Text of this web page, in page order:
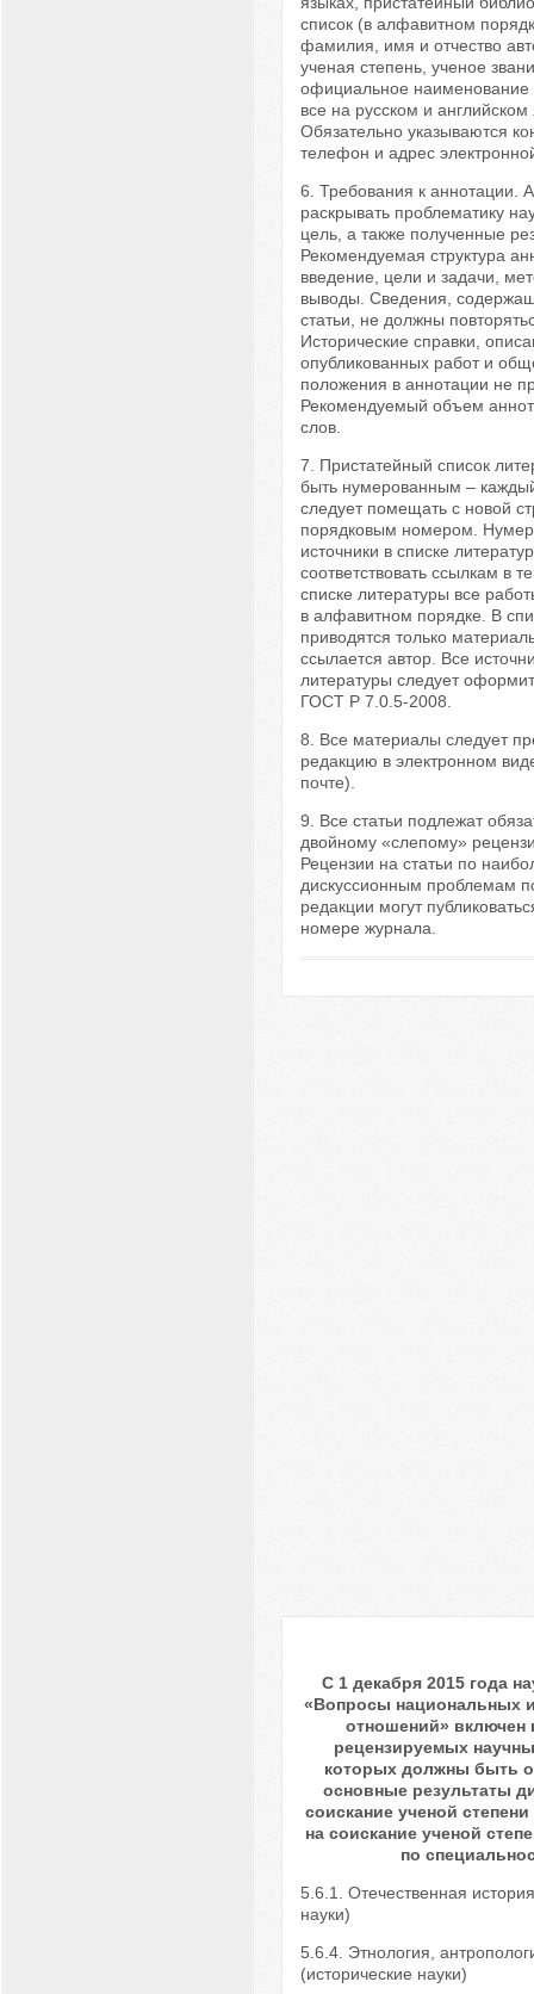
список (в алфавитном
фамилия, имя и отчество
ученая степень, ученое
официальное наименование
все на русском и английском
Обязательно указываются
телефон и адрес
6. Требования к аннотации.
раскрывать проблематику
цель, а также полученные
Рекомендуемая структура
введение, цели и задачи,
выводы. Сведения,
статьи, не должны
Исторические справки,
опубликованных работ и
положения в аннотации не
Рекомендуемый объем
слов.
7. Пристатейный список
быть нумерованным –
следует помещать с новой
порядковым номером.
источники в списке
соответствовать ссылкам в
списке литературы все
в алфавитном порядке. В
приводятся только
ссылается автор. Все
литературы следует
ГОСТ Р 7.0.5-2008.
8. Все материалы следует
редакцию в электронном
почте).
9. Все статьи подлежат
двойному «слепому»
Рецензии на статьи по
дискуссионным проблемам
редакции могут
номере журнала.
С 1 декабря 2015 года
«Вопросы национальных
отношений» включен
рецензируемых
которых должны быть
основные результаты
соискание ученой степени
на соискание ученой
по
5.6.1. Отечественная
науки)
5.6.4. Этнология,
(исторические науки)